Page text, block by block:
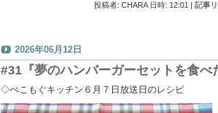
投稿者: CHARA 日時: 12:01 | 記事
2026年06月12日
#31『夢のハンバーガーセットを食べ
◇ぺこもぐキッチン６月７日放送日のレシピ